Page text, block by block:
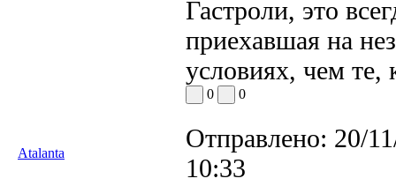
Гастроли, это
приехавшая на
условиях, чем те,
0 0
Atalanta
Отправлено: 20/
10:33